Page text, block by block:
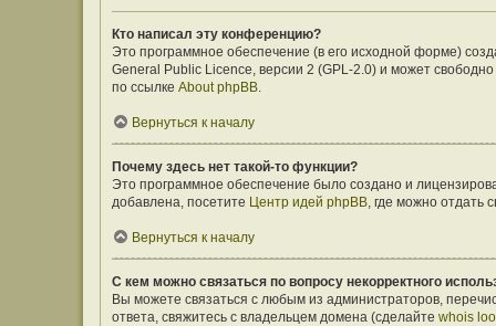
Кто написал эту конференцию?
Это программное обеспечение (в его исходной форме)
General Public Licence, версии 2 (GPL-2.0) и может
по ссылке About phpBB.
Вернуться к началу
Почему здесь нет такой-то функции?
Это программное обеспечение было создано и
добавлена, посетите Центр идей phpBB, где можно отдать
Вернуться к началу
С кем можно связаться по вопросу некорректного
Вы можете связаться с любым из администраторов,
ответа, свяжитесь с владельцем домена (сделайте whois